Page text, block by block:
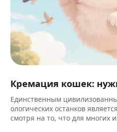
Кремация кошек:
Единственным
ологических останков
смотря на то, что для многих